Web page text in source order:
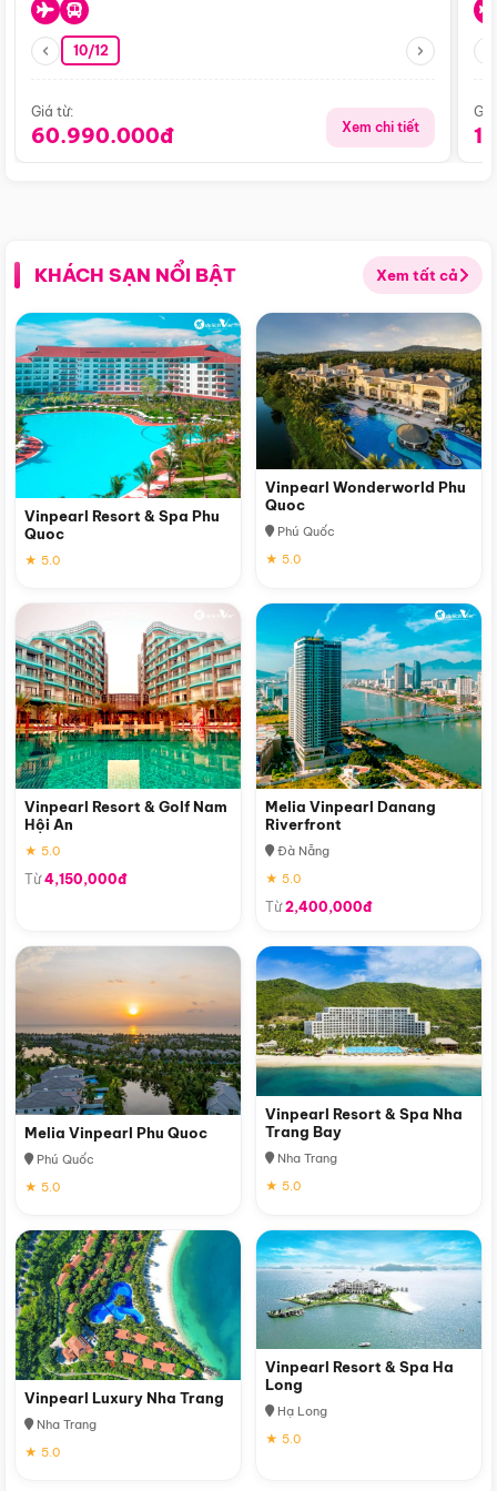
10/12
Giá từ:
60.990.000đ Xem chi tiết
KHÁCH SẠN NỔI BẬT Xem tất cả
Vinpearl Resort & Spa Phu
Quoc
★ 5.0
Vinpearl Wonderworld Phu
Quoc
Phú Quốc
★ 5.0
Vinpearl Resort & Golf Nam
Hội An
★ 5.0
Từ4,150,000đ
Melia Vinpearl Danang
Riverfront
Đà Nẵng
★ 5.0
Từ2,400,000đ
Melia Vinpearl Phu Quoc
Phú Quốc
★ 5.0
Vinpearl Resort & Spa Nha
Trang Bay
Nha Trang
★ 5.0
Vinpearl Luxury Nha Trang
Nha Trang
★ 5.0
Vinpearl Resort & Spa Ha
Long
Hạ Long
★ 5.0